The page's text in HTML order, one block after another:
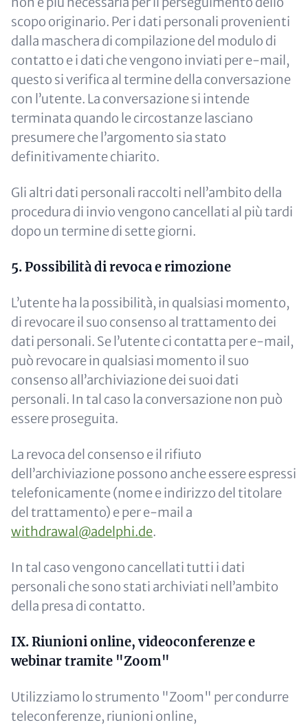
scopo originario. Per i dati personali provenienti
dalla maschera di compilazione del modulo di
contatto e i dati che vengono inviati per e-mail,
questo si verifica al termine della conversazione
con l’utente. La conversazione si intende
terminata quando le circostanze lasciano
presumere che l’argomento sia stato
definitivamente chiarito.
Gli altri dati personali raccolti nell’ambito della
procedura di invio vengono cancellati al più tardi
dopo un termine di sette giorni.
5. Possibilità di revoca e rimozione
L’utente ha la possibilità, in qualsiasi momento,
di revocare il suo consenso al trattamento dei
dati personali. Se l’utente ci contatta per e-mail,
può revocare in qualsiasi momento il suo
consenso all’archiviazione dei suoi dati
personali. In tal caso la conversazione non può
essere proseguita.
La revoca del consenso e il rifiuto
dell’archiviazione possono anche essere espressi
telefonicamente (nome e indirizzo del titolare
del trattamento) e per e-mail a
withdrawal@adelphi.de.
In tal caso vengono cancellati tutti i dati
personali che sono stati archiviati nell’ambito
della presa di contatto.
IX. Riunioni online, videoconferenze e
webinar tramite "Zoom"
Utilizziamo lo strumento "Zoom" per condurre
teleconferenze, riunioni online,